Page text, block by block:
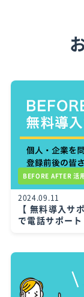
BEFORE AFTER 活
2024.09.11
【 無料導入サ
で電話サポート